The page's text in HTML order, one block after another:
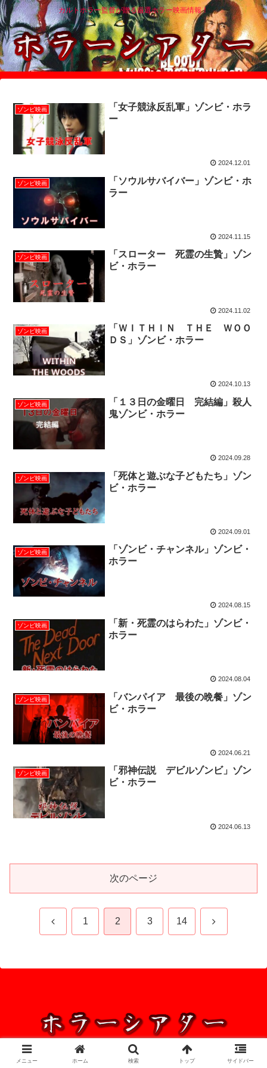
カルトホラー監督が贈る厳選ホラー映画情報！
ゾンビ映画
「女子競泳反乱軍」ゾンビ・ホラ
ー
2024.12.01
ゾンビ映画
「ソウルサバイバー」ゾンビ・ホ
ラー
2024.11.15
ゾンビ映画
「スローター 死霊の生贄」ゾン
ビ・ホラー
2024.11.02
ゾンビ映画
「ＷＩＴＨＩＮ ＴＨＥ ＷＯＯ
ＤＳ」ゾンビ・ホラー
2024.10.13
ゾンビ映画
「１３日の金曜日 完結編」殺人
鬼ゾンビ・ホラー
2024.09.28
ゾンビ映画
「死体と遊ぶな子どもたち」ゾン
ビ・ホラー
2024.09.01
ゾンビ映画
「ゾンビ・チャンネル」ゾンビ・
ホラー
2024.08.15
ゾンビ映画
「新・死霊のはらわた」ゾンビ・
ホラー
2024.08.04
ゾンビ映画
「バンパイア 最後の晩餐」ゾン
ビ・ホラー
2024.06.21
ゾンビ映画
「邪神伝説 デビルゾンビ」ゾン
ビ・ホラー
2024.06.13
次のページ
前 1 2 3 14 次
© 2016 ホラーシアター.
メニュー ホーム 検索 トップ サイドバー